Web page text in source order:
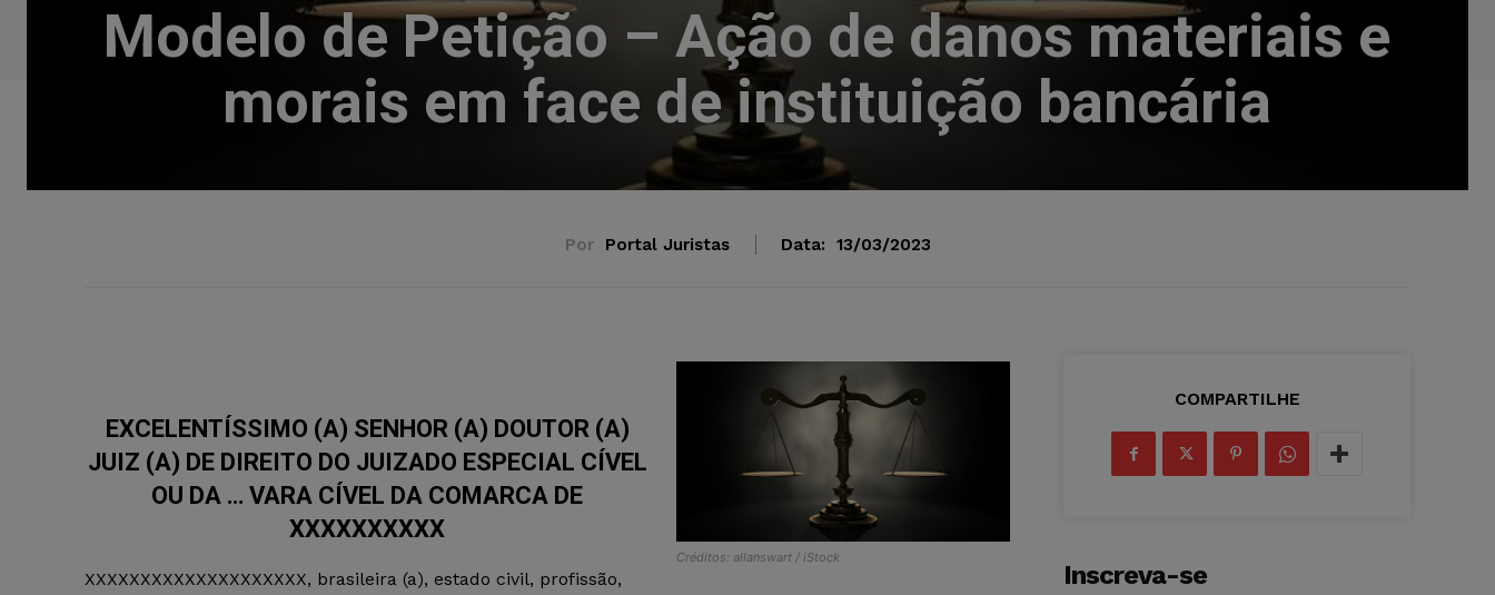
Modelo de Petição – Ação de danos materiais e
morais em face de instituição bancária
Por Portal Juristas Data: 13/03/2023
Créditos: allanswart / iStock
EXCELENTÍSSIMO (A) SENHOR (A) DOUTOR (A)
JUIZ (A) DE DIREITO DO JUIZADO ESPECIAL CÍVEL
OU DA … VARA CÍVEL DA COMARCA DE
XXXXXXXXXX
XXXXXXXXXXXXXXXXXXXX, brasileira (a), estado civil, profissão,
COMPARTILHE
Inscreva-se